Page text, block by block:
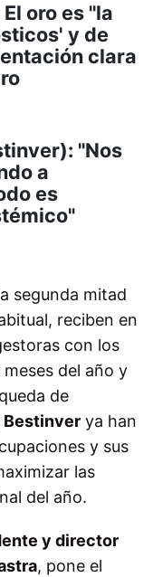
oro es "la
y de
clara
"Nos
a
es
segunda mitad
reciben en
con los
del año y
de
Bestinver ya han
y sus
las
del año.
y director
, pone el